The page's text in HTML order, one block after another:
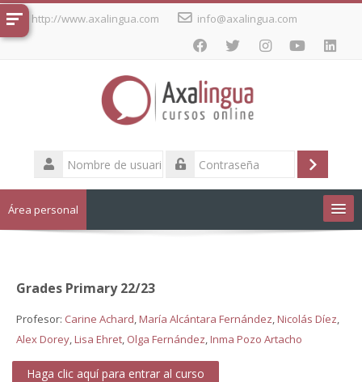
Salta
al
http://www.axalingua.com info@axalingua.com
Nombre
de
usuario
Acceder
Área personal
Español - Internacional ‎(es)‎
Grades Primary 22/23
Profesor: Carine Achard,María Alcántara Fernández,Nicolás Díez,
Alex Dorey,Lisa Ehret, Olga Fernández,Inma Pozo Artacho
Haga clic aquí para entrar al curso